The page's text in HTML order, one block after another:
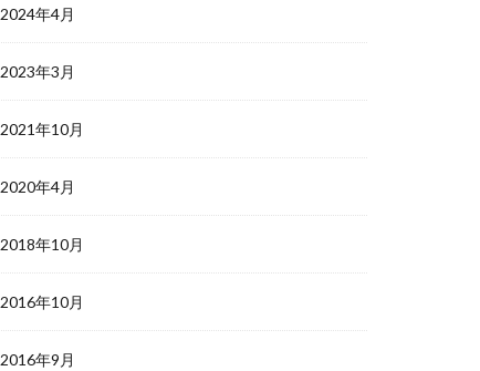
2024年4月
2023年3月
2021年10月
2020年4月
2018年10月
2016年10月
2016年9月